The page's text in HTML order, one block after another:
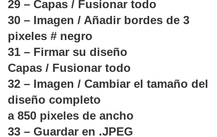
29 – Capas / Fusionar todo
30 – Imagen / Añadir bordes de 3
pixeles # negro
31 – Firmar su diseño
Capas / Fusionar todo
32 – Imagen / Cambiar el tamaño del
diseño completo
a 850 pixeles de ancho
33 – Guardar en .JPEG